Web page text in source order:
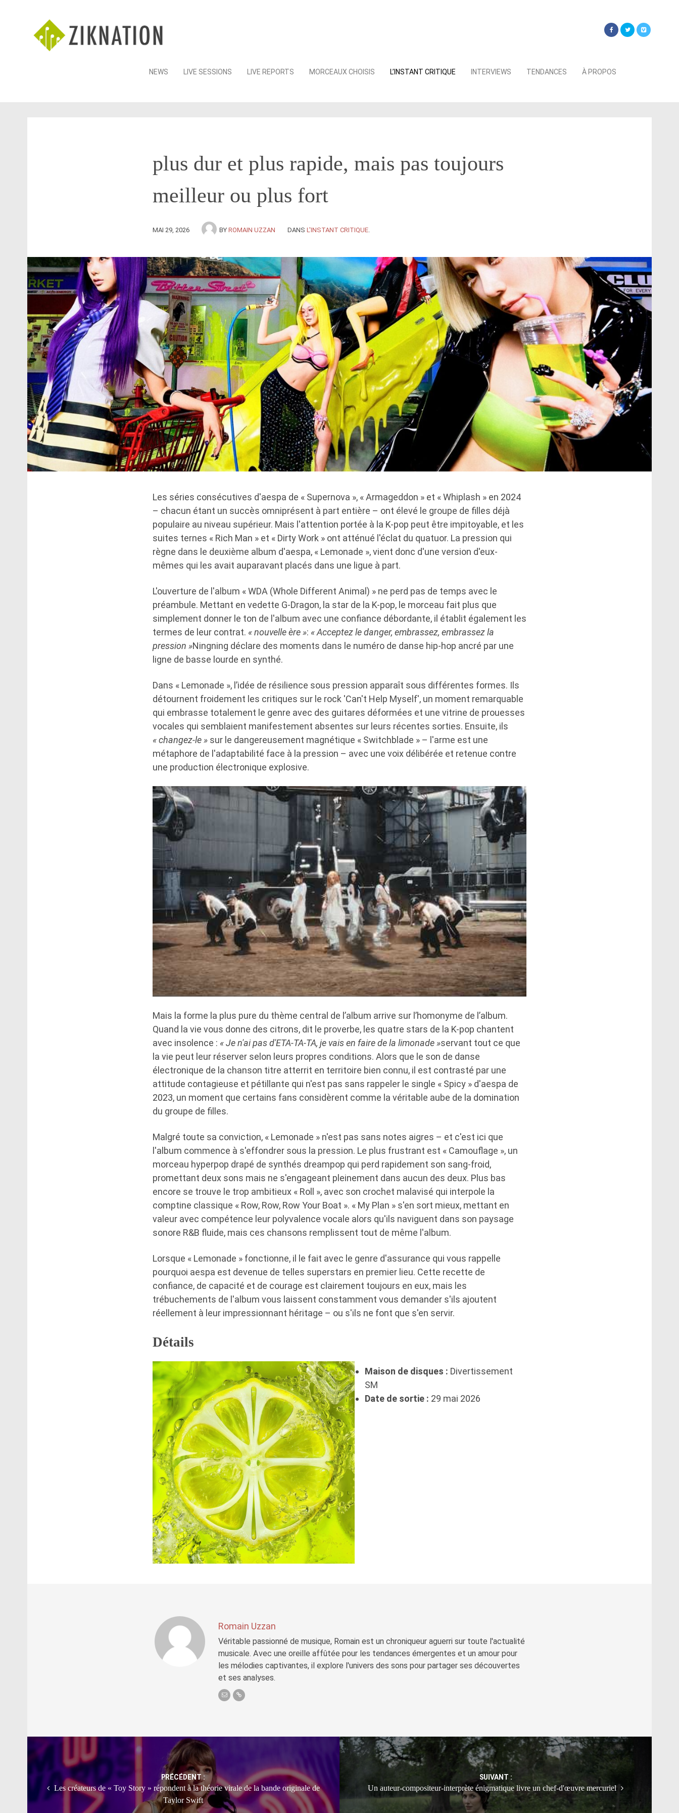
Skip
NEWS LIVE SESSIONS LIVE REPORTS MORCEAUX CHOISIS L’INSTANT CRITIQUE INTERVIEWS TENDANCES À PROPOS
plus dur et plus rapide, mais pas toujours
meilleur ou plus fort
MAI 29, 2026 BY ROMAIN UZZAN DANS L'INSTANT CRITIQUE
Les séries consécutives d'aespa de « Supernova », « Armageddon » et « Whiplash » en 2024
– chacun étant un succès omniprésent à part entière – ont élevé le groupe de filles déjà
populaire au niveau supérieur. Mais l'attention portée à la K-pop peut être impitoyable, et les
suites ternes « Rich Man » et « Dirty Work » ont atténué l'éclat du quatuor. La pression qui
règne dans le deuxième album d'aespa, « Lemonade », vient donc d'une version d'eux-
mêmes qui les avait auparavant placés dans une ligue à part.
L'ouverture de l'album « WDA (Whole Different Animal) » ne perd pas de temps avec le
préambule. Mettant en vedette G-Dragon, la star de la K-pop, le morceau fait plus que
simplement donner le ton de l'album avec une confiance débordante, il établit également les
termes de leur contrat. « nouvelle ère »: « Acceptez le danger, embrassez, embrassez la
pression »Ningning déclare des moments dans le numéro de danse hip-hop ancré par une
ligne de basse lourde en synthé.
Dans « Lemonade », l’idée de résilience sous pression apparaît sous différentes formes. Ils
détournent froidement les critiques sur le rock 'Can't Help Myself', un moment remarquable
qui embrasse totalement le genre avec des guitares déformées et une vitrine de prouesses
vocales qui semblaient manifestement absentes sur leurs récentes sorties. Ensuite, ils
« changez-le » sur le dangereusement magnétique « Switchblade » – l'arme est une
métaphore de l'adaptabilité face à la pression – avec une voix délibérée et retenue contre
une production électronique explosive.
Mais la forme la plus pure du thème central de l’album arrive sur l’homonyme de l’album.
Quand la vie vous donne des citrons, dit le proverbe, les quatre stars de la K-pop chantent
avec insolence : « Je n'ai pas d'ETA-TA-TA, je vais en faire de la limonade »servant tout ce que
la vie peut leur réserver selon leurs propres conditions. Alors que le son de danse
électronique de la chanson titre atterrit en territoire bien connu, il est contrasté par une
attitude contagieuse et pétillante qui n'est pas sans rappeler le single « Spicy » d'aespa de
2023, un moment que certains fans considèrent comme la véritable aube de la domination
du groupe de filles.
Malgré toute sa conviction, « Lemonade » n'est pas sans notes aigres – et c'est ici que
l'album commence à s'effondrer sous la pression. Le plus frustrant est « Camouflage », un
morceau hyperpop drapé de synthés dreampop qui perd rapidement son sang-froid,
promettant deux sons mais ne s'engageant pleinement dans aucun des deux. Plus bas
encore se trouve le trop ambitieux « Roll », avec son crochet malavisé qui interpole la
comptine classique « Row, Row, Row Your Boat ». « My Plan » s'en sort mieux, mettant en
valeur avec compétence leur polyvalence vocale alors qu'ils naviguent dans son paysage
sonore R&B fluide, mais ces chansons remplissent tout de même l'album.
Lorsque « Lemonade » fonctionne, il le fait avec le genre d'assurance qui vous rappelle
pourquoi aespa est devenue de telles superstars en premier lieu. Cette recette de
confiance, de capacité et de courage est clairement toujours en eux, mais les
trébuchements de l'album vous laissent constamment vous demander s'ils ajoutent
réellement à leur impressionnant héritage – ou s'ils ne font que s'en servir.
Détails
Maison de disques : Divertissement
SM
Date de sortie : 29 mai 2026
Romain Uzzan
Véritable passionné de musique, Romain est un chroniqueur aguerri sur toute l'actualité
musicale. Avec une oreille affûtée pour les tendances émergentes et un amour pour
les mélodies captivantes, il explore l'univers des sons pour partager ses découvertes
et ses analyses.
navigation
PRÉCÉDENT :
Les créateurs de « Toy Story » répondent à la théorie virale de la bande originale de
Taylor Swift
SUIVANT :
Un auteur-compositeur-interprète énigmatique livre un chef-d'œuvre mercuriel